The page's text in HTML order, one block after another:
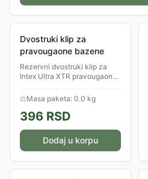
Dvostruki klip za
pravougaone bazene
Rezervni dvostruki klip za
Intex Ultra XTR pravougaone
modela pre narudžbine.
⚖Masa paketa: 0.0 kg
396 RSD
Dodaj u korpu